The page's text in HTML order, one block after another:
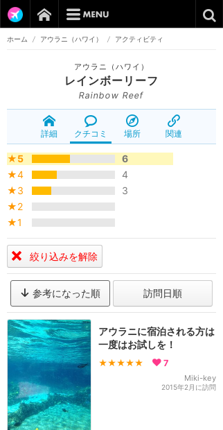
ホーム / アウラニ（ハワイ） / アクティビティ
アウラニ（ハワイ）
レインボーリーフ
Rainbow Reef
詳細 クチコミ 場所 関連
★5
6
★4
4
★3
3
★2
★1
絞り込みを解除
参考になった順 訪問日順
アウラニに宿泊される方は
一度はお試しを！
★★★★★ 7
Miki-key
2015年2月に訪問